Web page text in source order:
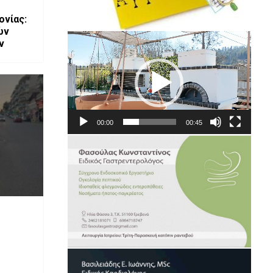
Πρόγραμμα
Αναπαραγωγής
Βίντεο
00:00 00:45